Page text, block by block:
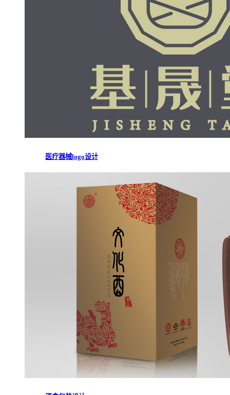
医疗器械logo设计